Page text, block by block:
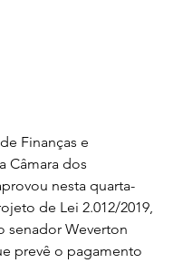
Finanças e
Câmara dos
nesta quarta-
de Lei 2.012/2019,
senador Weverton
prevê o pagamento